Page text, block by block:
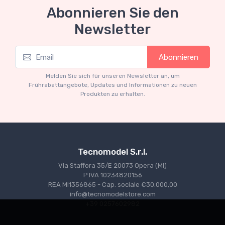
Neuheit
TM12-02D Ferrari - 512S 5.0L v12 Long Tail
team spa Ferrari SEFAC #8 24h Le Mans
€493.05 €519.00
Abonnieren Sie den
Newsletter
Abonnieren
Melden Sie sich für unseren Newsletter an, um
Frührabattangebote, Updates und Informationen zu neuen
Produkten zu erhalten.
Tecnomodel S.r.l.
Via Staffora 35/E 20073 Opera (MI)
P.IVA 10234820156
REA MI1356865 - Cap. sociale €30.000,00
info@tecnomodelstore.com